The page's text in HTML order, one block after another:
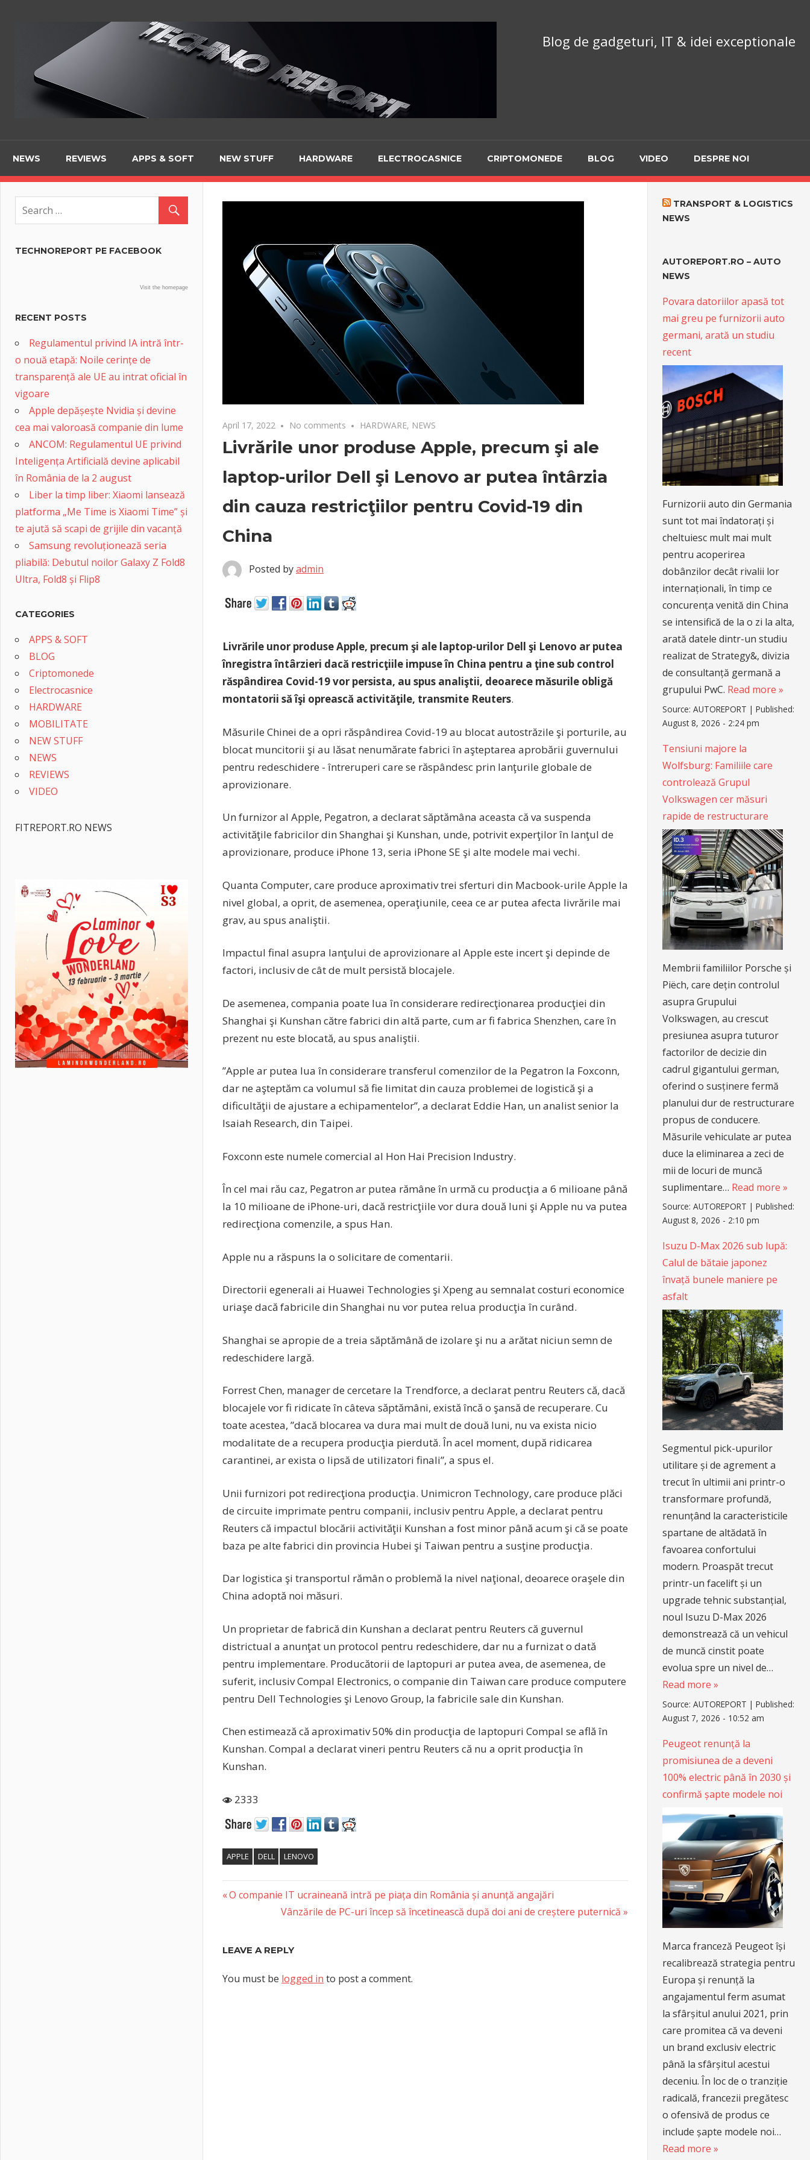
TechnoReport.ro
Blog de gadgeturi, IT & idei exceptionale
NEWS REVIEWS APPS & SOFT NEW STUFF HARDWARE ELECTROCASNICE CRIPTOMONEDE BLOG VIDEO DESPRE NOI
April 17, 2022 No comments HARDWARE, NEWS
Livrările unor produse Apple, precum şi ale
laptop-urilor Dell şi Lenovo ar putea întârzia
din cauza restricţiilor pentru Covid-19 din
China
Posted byadmin
Livrările unor produse Apple, precum şi ale laptop-urilor Dell şi Lenovo ar putea
înregistra întârzieri dacă restricţiile impuse în China pentru a ţine sub control
răspândirea Covid-19 vor persista, au spus analiştii, deoarece măsurile obligă
montatorii să îşi oprească activităţile, transmite Reuters.
Măsurile Chinei de a opri răspândirea Covid-19 au blocat autostrăzile şi porturile, au
blocat muncitorii şi au lăsat nenumărate fabrici în aşteptarea aprobării guvernului
pentru redeschidere - întreruperi care se răspândesc prin lanţurile globale de
aprovizionare.
Un furnizor al Apple, Pegatron, a declarat săptămâna aceasta că va suspenda
activităţile fabricilor din Shanghai şi Kunshan, unde, potrivit experţilor în lanţul de
aprovizionare, produce iPhone 13, seria iPhone SE şi alte modele mai vechi.
Quanta Computer, care produce aproximativ trei sferturi din Macbook-urile Apple la
nivel global, a oprit, de asemenea, operaţiunile, ceea ce ar putea afecta livrările mai
grav, au spus analiştii.
Impactul final asupra lanţului de aprovizionare al Apple este incert şi depinde de
factori, inclusiv de cât de mult persistă blocajele.
De asemenea, compania poate lua în considerare redirecţionarea producţiei din
Shanghai şi Kunshan către fabrici din altă parte, cum ar fi fabrica Shenzhen, care în
prezent nu este blocată, au spus analiştii.
”Apple ar putea lua în considerare transferul comenzilor de la Pegatron la Foxconn,
dar ne aşteptăm ca volumul să fie limitat din cauza problemei de logistică şi a
dificultăţii de ajustare a echipamentelor”, a declarat Eddie Han, un analist senior la
Isaiah Research, din Taipei.
Foxconn este numele comercial al Hon Hai Precision Industry.
În cel mai rău caz, Pegatron ar putea rămâne în urmă cu producţia a 6 milioane până
la 10 milioane de iPhone-uri, dacă restricţiile vor dura două luni şi Apple nu va putea
redirecţiona comenzile, a spus Han.
Apple nu a răspuns la o solicitare de comentarii.
Directorii egenerali ai Huawei Technologies şi Xpeng au semnalat costuri economice
uriaşe dacă fabricile din Shanghai nu vor putea relua producţia în curând.
Shanghai se apropie de a treia săptămână de izolare şi nu a arătat niciun semn de
redeschidere largă.
Forrest Chen, manager de cercetare la Trendforce, a declarat pentru Reuters că, dacă
blocajele vor fi ridicate în câteva săptămâni, există încă o şansă de recuperare. Cu
toate acestea, ”dacă blocarea va dura mai mult de două luni, nu va exista nicio
modalitate de a recupera producţia pierdută. În acel moment, după ridicarea
carantinei, ar exista o lipsă de utilizatori finali”, a spus el.
Unii furnizori pot redirecţiona producţia. Unimicron Technology, care produce plăci
de circuite imprimate pentru companii, inclusiv pentru Apple, a declarat pentru
Reuters că impactul blocării activităţii Kunshan a fost minor până acum şi că se poate
baza pe alte fabrici din provincia Hubei şi Taiwan pentru a susţine producţia.
Dar logistica şi transportul rămân o problemă la nivel naţional, deoarece oraşele din
China adoptă noi măsuri.
Un proprietar de fabrică din Kunshan a declarat pentru Reuters că guvernul
districtual a anunţat un protocol pentru redeschidere, dar nu a furnizat o dată
pentru implementare. Producătorii de laptopuri ar putea avea, de asemenea, de
suferit, inclusiv Compal Electronics, o companie din Taiwan care produce computere
pentru Dell Technologies şi Lenovo Group, la fabricile sale din Kunshan.
Chen estimează că aproximativ 50% din producţia de laptopuri Compal se află în
Kunshan. Compal a declarat vineri pentru Reuters că nu a oprit producţia în
Kunshan.
2333
APPLE DELL LENOVO
Post
Previous
O companie IT ucraineană intră pe piața din România și anunță angajări
Next
Vânzările de PC-uri încep să încetinească după doi ani de creștere puternică
LEAVE A REPLY
You must be logged in to post a comment.
TECHNOREPORT PE FACEBOOK
Visit the homepage
RECENT POSTS
Regulamentul privind IA intră într-
o nouă etapă: Noile cerințe de
transparență ale UE au intrat oficial în
vigoare
Apple depășește Nvidia și devine
cea mai valoroasă companie din lume
ANCOM: Regulamentul UE privind
Inteligența Artificială devine aplicabil
în România de la 2 august
Liber la timp liber: Xiaomi lansează
platforma „Me Time is Xiaomi Time” și
te ajută să scapi de grijile din vacanță
Samsung revoluționează seria
pliabilă: Debutul noilor Galaxy Z Fold8
Ultra, Fold8 și Flip8
CATEGORIES
APPS & SOFT
BLOG
Criptomonede
Electrocasnice
HARDWARE
MOBILITATE
NEW STUFF
NEWS
REVIEWS
VIDEO
FITREPORT.RO NEWS
TRANSPORT & LOGISTICS
NEWS
AUTOREPORT.RO – AUTO
NEWS
Povara datoriilor apasă tot
mai greu pe furnizorii auto
germani, arată un studiu
recent
Furnizorii auto din Germania
sunt tot mai îndatorați și
cheltuiesc mult mai mult
pentru acoperirea
dobânzilor decât rivalii lor
internaționali, în timp ce
concurența venită din China
se intensifică de la o zi la alta,
arată datele dintr-un studiu
realizat de Strategy&, divizia
de consultanță germană a
grupului PwC. Read more »
Source:AUTOREPORT |Published:
August 8, 2026 - 2:24 pm
Tensiuni majore la
Wolfsburg: Familiile care
controlează Grupul
Volkswagen cer măsuri
rapide de restructurare
Membrii familiilor Porsche și
Piëch, care dețin controlul
asupra Grupului
Volkswagen, au crescut
presiunea asupra tuturor
factorilor de decizie din
cadrul gigantului german,
oferind o susținere fermă
planului dur de restructurare
propus de conducere.
Măsurile vehiculate ar putea
duce la eliminarea a zeci de
mii de locuri de muncă
suplimentare… Read more »
Source:AUTOREPORT |Published:
August 8, 2026 - 2:10 pm
Isuzu D-Max 2026 sub lupă:
Calul de bătaie japonez
învață bunele maniere pe
asfalt
Segmentul pick-upurilor
utilitare și de agrement a
trecut în ultimii ani printr-o
transformare profundă,
renunțând la caracteristicile
spartane de altădată în
favoarea confortului
modern. Proaspăt trecut
printr-un facelift și un
upgrade tehnic substanțial,
noul Isuzu D-Max 2026
demonstrează că un vehicul
de muncă cinstit poate
evolua spre un nivel de…
Read more »
Source:AUTOREPORT |Published:
August 7, 2026 - 10:52 am
Peugeot renunță la
promisiunea de a deveni
100% electric până în 2030 și
confirmă șapte modele noi
Marca franceză Peugeot își
recalibrează strategia pentru
Europa și renunță la
angajamentul ferm asumat
la sfârșitul anului 2021, prin
care promitea că va deveni
un brand exclusiv electric
până la sfârșitul acestui
deceniu. În loc de o tranziție
radicală, francezii pregătesc
o ofensivă de produs ce
include șapte modele noi…
Read more »